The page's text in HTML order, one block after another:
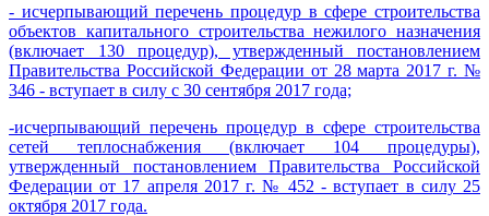
- исчерпывающий перечень процедур в сфере строительства
объектов капитального строительства нежилого назначения
(включает 130 процедур), утвержденный постановлением
Правительства Российской Федерации от 28 марта 2017 г. №
346 - вступает в силу с 30 сентября 2017 года;
-исчерпывающий перечень процедур в сфере строительства
сетей теплоснабжения (включает 104 процедуры),
утвержденный постановлением Правительства Российской
Федерации от 17 апреля 2017 г. № 452 - вступает в силу 25
октября 2017 года.